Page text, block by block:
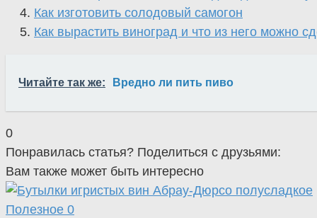
Как изготовить солодовый самогон
Как вырастить виноград и что из него можно
Читайте так же: Вредно ли пить пиво
0
Понравилась статья? Поделиться с друзьями:
Вам также может быть интересно
Полезное 0